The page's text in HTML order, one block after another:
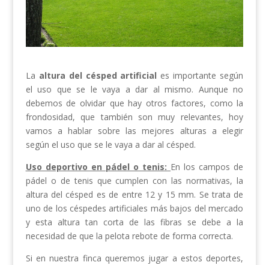
La altura del césped artificial es importante según
el uso que se le vaya a dar al mismo. Aunque no
debemos de olvidar que hay otros factores, como la
frondosidad, que también son muy relevantes, hoy
vamos a hablar sobre las mejores alturas a elegir
según el uso que se le vaya a dar al césped.
Uso deportivo en pádel o tenis: En los campos de
pádel o de tenis que cumplen con las normativas, la
altura del césped es de entre 12 y 15 mm. Se trata de
uno de los céspedes artificiales más bajos del mercado
y esta altura tan corta de las fibras se debe a la
necesidad de que la pelota rebote de forma correcta.
Si en nuestra finca queremos jugar a estos deportes,